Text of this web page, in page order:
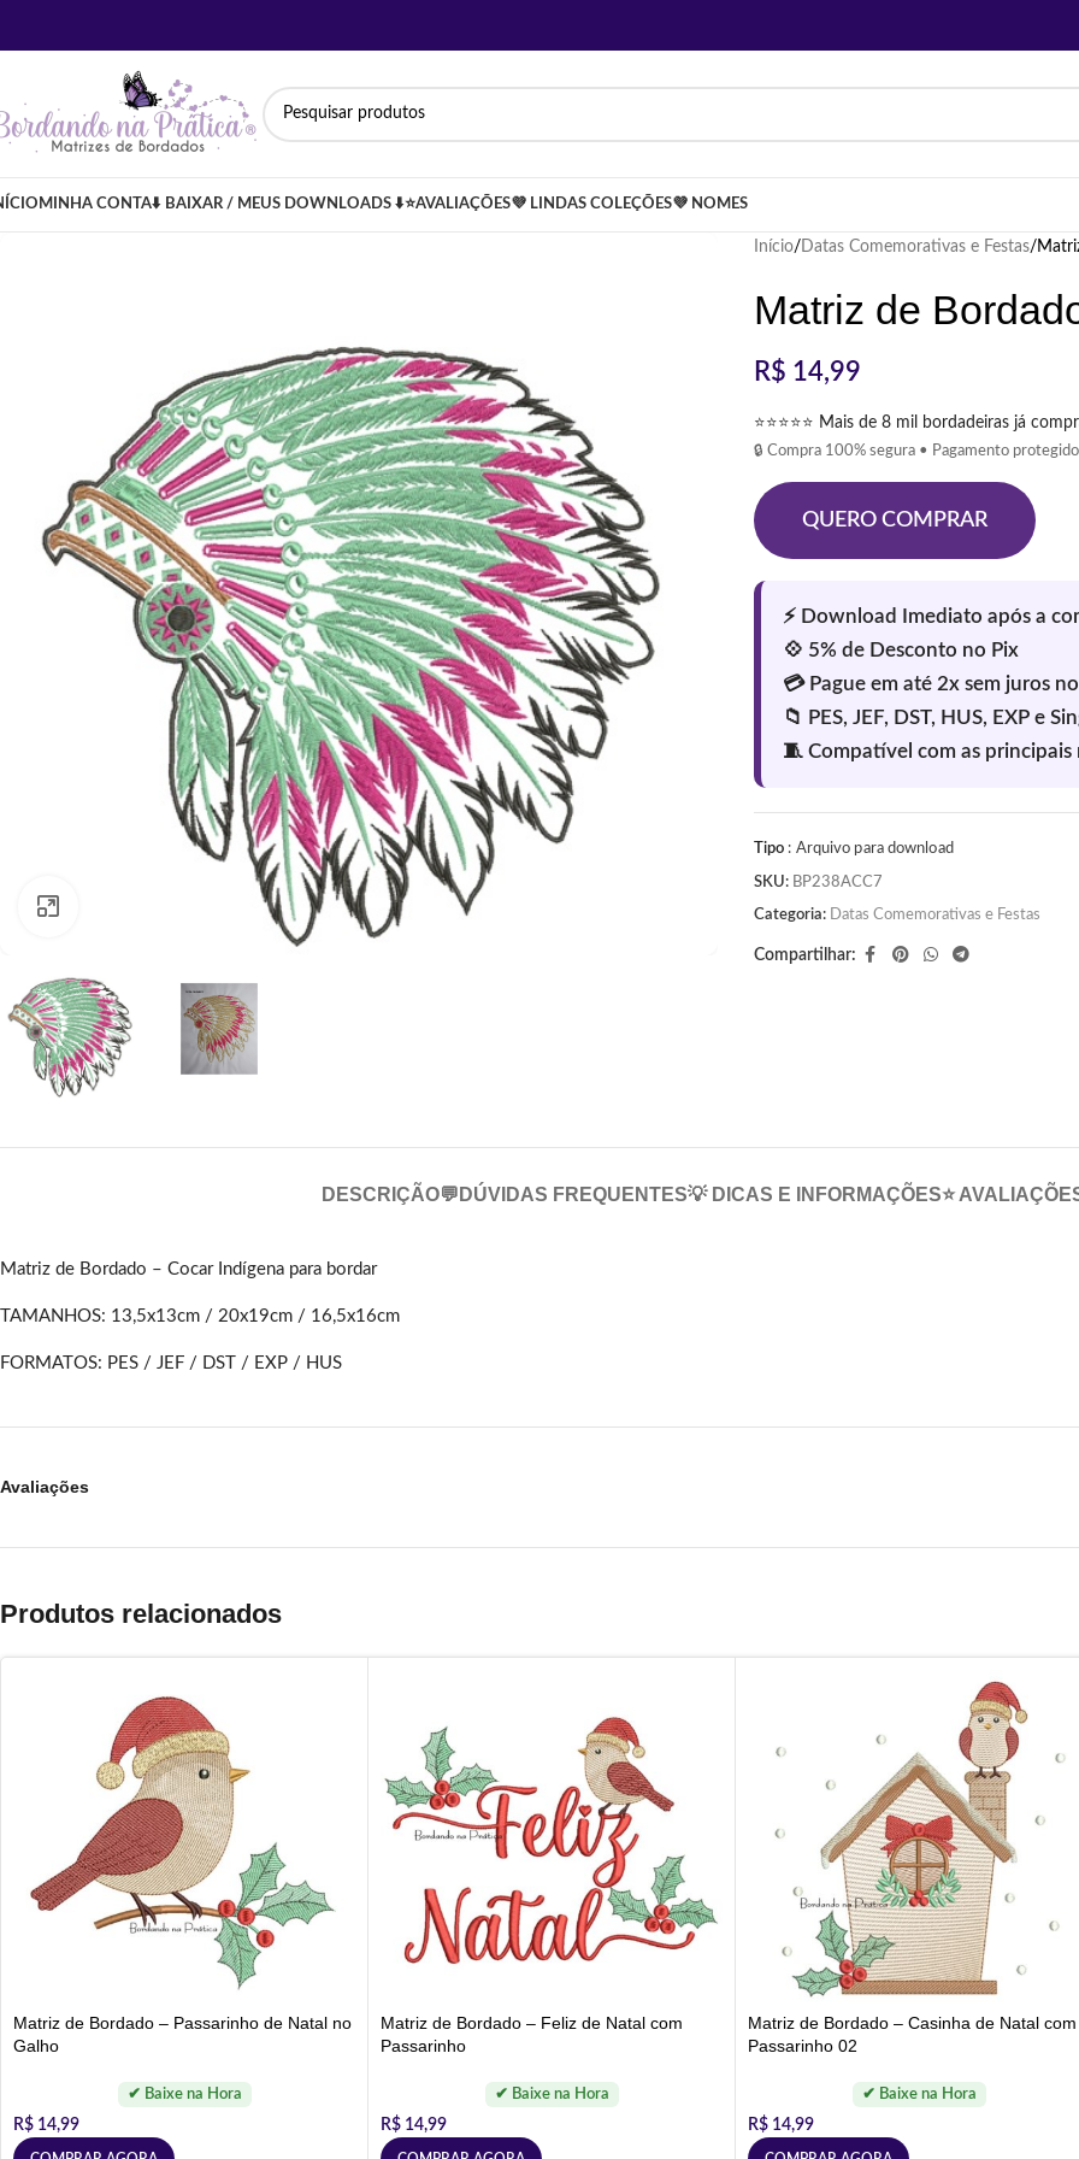
MINHA CONTA⬇️ BAIXAR / MEUS DOWNLOADS ⬇️⭐AVALIAÇÕES💜 LINDAS COLEÇÕES💜 NOMES
Início Datas Comemorativas e Festas
Matriz de
R$ 14,99
⭐⭐⭐⭐⭐ Mais de 8 mil bordadeiras já
🔒 Compra 100% segura • Pagamento
QUERO COMPRAR
Tipo : Arquivo para download
SKU: BP238ACC7
Categoria: Datas Comemorativas e Festas
Compartilhar:
DESCRIÇÃO💬DÚVIDAS FREQUENTES💡 DICAS E INFORMAÇÕES⭐
Matriz de Bordado – Cocar Indígena para bordar
TAMANHOS: 13,5x13cm / 20x19cm / 16,5x16cm
FORMATOS: PES / JEF / DST / EXP / HUS
Avaliações
Produtos relacionados
Matriz de Bordado – Passarinho de Natal no
Galho
R$ 14,99
Matriz de Bordado – Feliz de Natal com
Passarinho
R$ 14,99
Matriz de Bordado – Casinha de Natal com
Passarinho 02
R$ 14,99